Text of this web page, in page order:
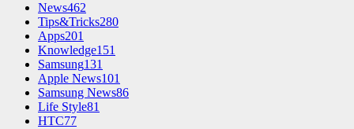
News462
Tips&Tricks280
Apps201
Knowledge151
Samsung131
Apple News101
Samsung News86
Life Style81
HTC77